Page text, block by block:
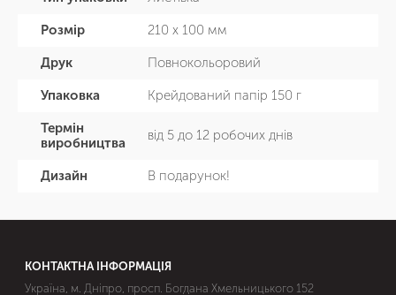
Розмір 210 х 100 мм
Друк Повнокольоровий
Упаковка Крейдований папір 150 г
Термін
виробництва
від 5 до 12 робочих днів
Дизайн В подарунок!
КОНТАКТНА ІНФОРМАЦІЯ
Україна, м. Дніпро, просп. Богдана Хмельницького 152